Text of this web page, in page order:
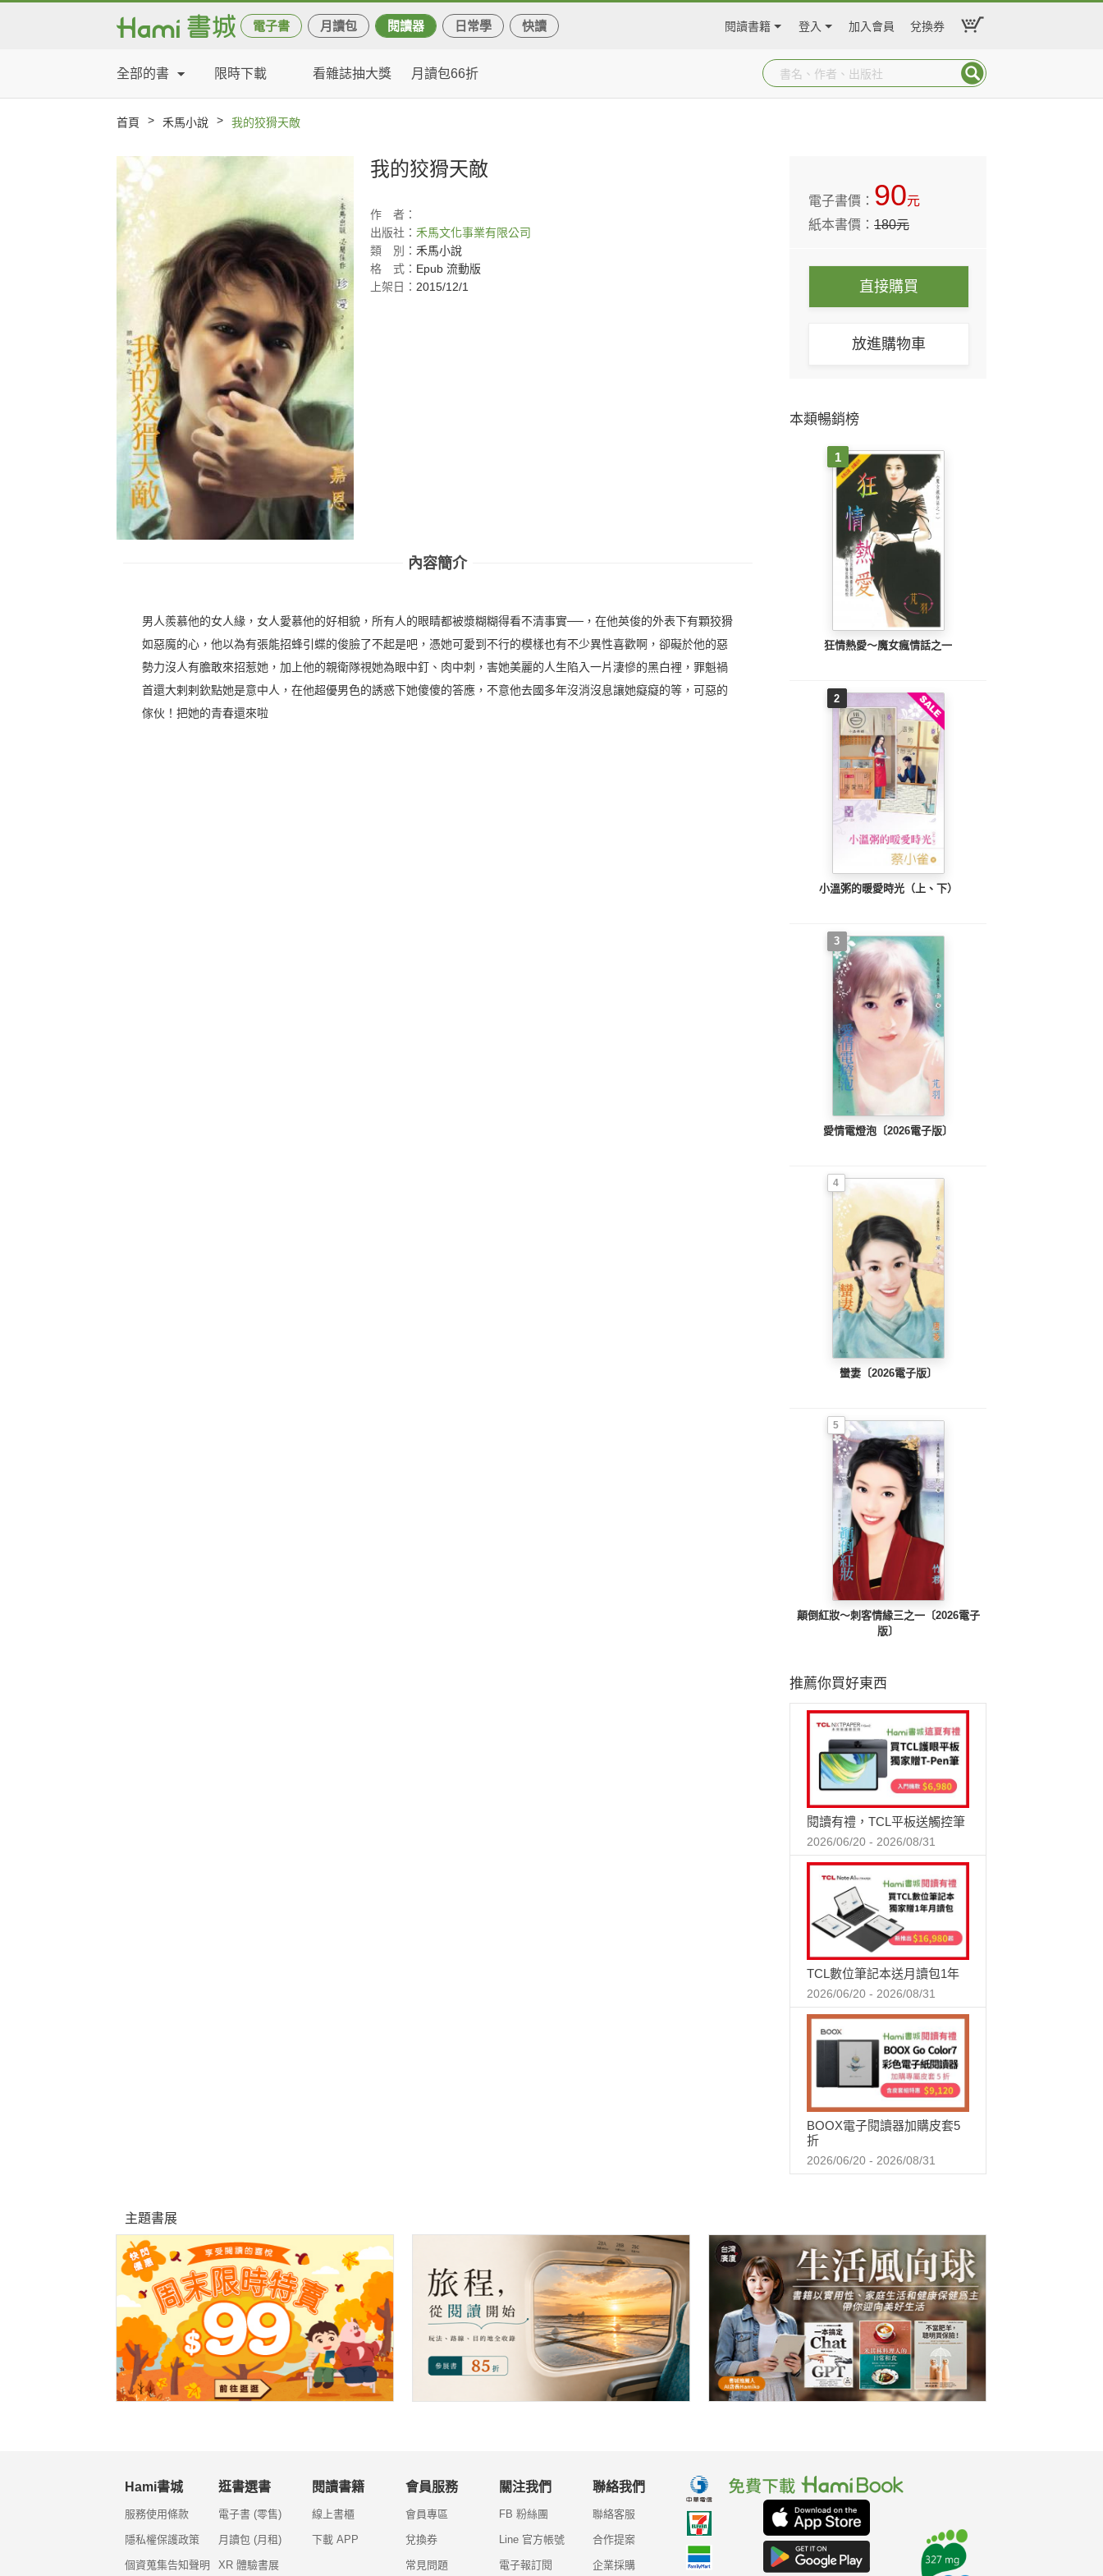
電子書 月讀包 閱讀器 日常學 快讀 閱讀書籍 登入 加入會員 兌換券
全部的書 限時下載 看雜誌抽大獎 月讀包66折
首頁 > 禾馬小說 > 我的狡猾天敵
我的狡猾天敵
作
者：
出版社： 禾馬文化事業有限公司
類
別： 禾馬小說
格
式： Epub 流動版
上架日： 2015/12/1
內容簡介
男人羨慕他的女人緣，女人愛慕他的好相貌，所有人的眼睛都被漿糊糊得看不清事實──，在他英俊的外表下有顆狡猾
如惡魔的心，他以為有張能招蜂引蝶的俊臉了不起是吧，憑她可愛到不行的模樣也有不少異性喜歡啊，卻礙於他的惡
勢力沒人有膽敢來招惹她，加上他的親衛隊視她為眼中釘、肉中刺，害她美麗的人生陷入一片淒慘的黑白裡，罪魁禍
首還大剌剌欽點她是意中人，在他超優男色的誘惑下她傻傻的答應，不意他去國多年沒消沒息讓她癡癡的等，可惡的
傢伙！把她的青春還來啦
電子書價： 90元
紙本書價：180元
直接購買
放進購物車
本類暢銷榜
1
狂情熱愛～魔女瘋情話之一
2
小溫粥的暖愛時光（上、下）
3
愛情電燈泡〔2026電子版〕
4
蠻妻〔2026電子版〕
5
顛倒紅妝～刺客情緣三之一〔2026電子
版〕
推薦你買好東西
閱讀有禮，TCL平板送觸控筆
2026/06/20 - 2026/08/31
TCL數位筆記本送月讀包1年
2026/06/20 - 2026/08/31
BOOX電子閱讀器加購皮套5
折
2026/06/20 - 2026/08/31
主題書展
Hami書城
服務使用條款
隱私權保護政策
個資蒐集告知聲明
逛書選書
電子書 (零售)
月讀包 (月租)
XR 體驗書展
閱讀書籍
線上書櫃
下載 APP
會員服務
會員專區
兌換券
常見問題
關注我們
FB 粉絲團
Line 官方帳號
電子報訂閱
聯絡我們
聯絡客服
合作提案
企業採購